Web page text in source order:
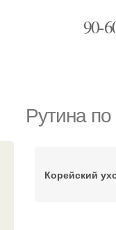
90-
Рутина по
Корейский